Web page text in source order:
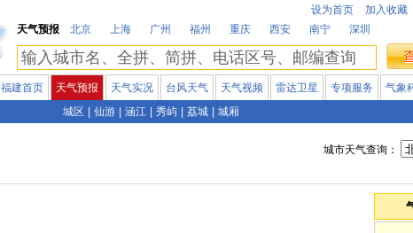
设为首页
加入收藏
天气预报
北京 上海 广州 福州 重庆 西安 南宁 深圳
福建首页 天气预报 天气实况 台风天气 天气视频 雷达卫星 专项服务
气象
城区
仙游 涵江 秀屿 荔城 城厢
城市天气查询：